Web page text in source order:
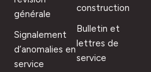
générale
Signalement
d’anomalies en
service
construction
Bulletin et
lettres de
service